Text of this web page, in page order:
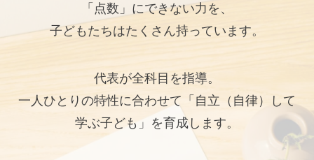
「点数」にできない力を、
子どもたちはたくさん持っています。
代表が全科目を指導。
一人ひとりの特性に合わせて「自立（自律）して
学ぶ子ども」を育成します。